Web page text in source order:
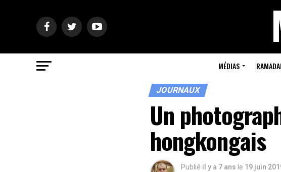
MÉDIAS
JOURNAUX
Un
hongkongais
Publié il y a 7 ans le 19 juin